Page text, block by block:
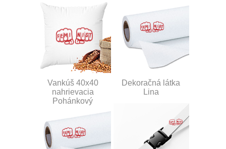
Vankúš 40x40
nahrievacia
Pohánkový
Dekoračná látka
Lina